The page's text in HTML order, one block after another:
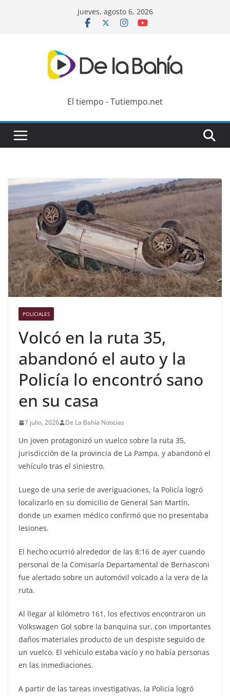
jueves, agosto 6, 2026
El tiempo - Tutiempo.net
POLICIALES
Volcó en la ruta 35,
abandonó el auto y la
Policía lo encontró sano
en su casa
7 julio, 2026 De La Bahía Noticias
Un joven protagonizó un vuelco sobre la ruta 35,
jurisdicción de la provincia de La Pampa, y abandonó el
vehículo tras el siniestro.
Luego de una serie de averiguaciones, la Policía logró
localizarlo en su domicilio de General San Martín,
donde un examen médico confirmó que no presentaba
lesiones.
El hecho ocurrió alrededor de las 8:16 de ayer cuando
personal de la Comisaría Departamental de Bernasconi
fue alertado sobre un automóvil volcado a la vera de la
ruta.
Al llegar al kilómetro 161, los efectivos encontraron un
Volkswagen Gol sobre la banquina sur, con importantes
daños materiales producto de un despiste seguido de
un vuelco. El vehículo estaba vacío y no había personas
en las inmediaciones.
A partir de las tareas investigativas, la Policía logró